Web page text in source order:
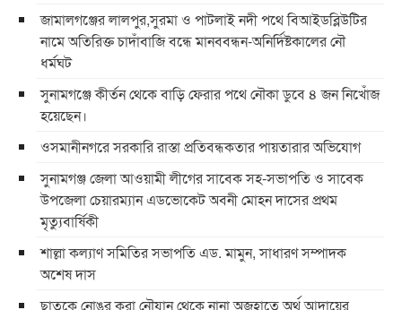
জামালগঞ্জের লালপুর,সুরমা ও পাটলাই নদী পথে বিআইডব্লিউটির
নামে অতিরিক্ত চাদাঁবাজি বন্ধে মানববন্ধন-অনির্দিষ্টকালের নৌ
ধর্মঘট
সুনামগঞ্জে কীর্তন থেকে বাড়ি ফেরার পথে নৌকা ডুবে ৪ জন নিখোঁজ
হয়েছেন।
ওসমানীনগরে সরকারি রাস্তা প্রতিবন্ধকতার পায়তারার অভিযোগ
সুনামগঞ্জ জেলা আওয়ামী লীগের সাবেক সহ-সভাপতি ও সাবেক
উপজেলা চেয়ারম্যান এডভোকেট অবনী মোহন দাসের প্রথম
মৃত্যুবার্ষিকী
শাল্লা কল্যাণ সমিতির সভাপতি এড. মামুন, সাধারণ সম্পাদক
অশেষ দাস
ছাতকে নোঙর করা নৌযান থেকে নানা অজুহাতে অর্থ আদায়ের